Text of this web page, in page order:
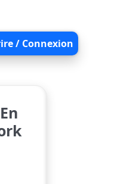
/ Connexion